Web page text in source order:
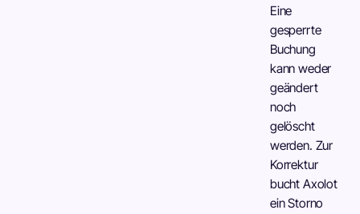
Eine
gesperrte
Buchung
kann weder
geändert
noch
gelöscht
werden. Zur
Korrektur
bucht Axolot
ein Storno